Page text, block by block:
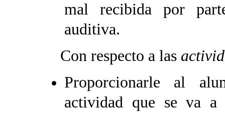
mal recibida por
auditiva.
Con respecto a las
Proporcionarle al
actividad que se va